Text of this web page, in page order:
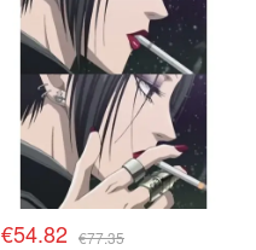
€54.82 €77.35